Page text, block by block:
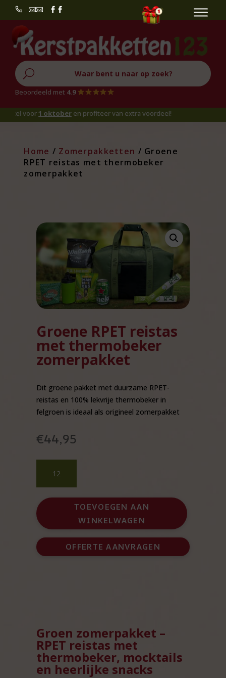
 
U
Beoordeeld met 4.9
voor1 oktoberen profiteer van extra voordeel!
Home / Zomerpakketten / Groene
RPET reistas met thermobeker
zomerpakket
Groene RPET reistas
met thermobeker
zomerpakket
Dit groene pakket met duurzame RPET-
reistas en 100% lekvrije thermobeker in
felgroen is ideaal als origineel zomerpakket
€44,95
reistas
met
thermobeker
zomerpakket
aantal
TOEVOEGEN AAN
WINKELWAGEN
OFFERTE AANVRAGEN
Groen zomerpakket –
RPET reistas met
thermobeker, mocktails
en heerlijke snacks